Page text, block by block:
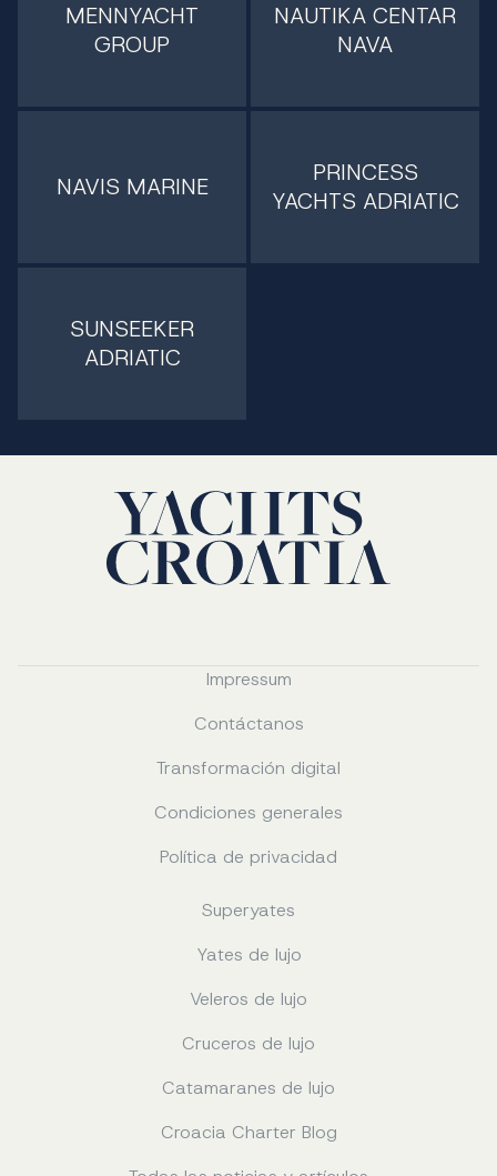
MENNYACHT
GROUP
NAUTIKA CENTAR
NAVA
NAVIS MARINE
PRINCESS
YACHTS ADRIATIC
SUNSEEKER
ADRIATIC
Impressum
Contáctanos
Transformación digital
Condiciones generales
Política de privacidad
Superyates
Yates de lujo
Veleros de lujo
Cruceros de lujo
Catamaranes de lujo
Croacia Charter Blog